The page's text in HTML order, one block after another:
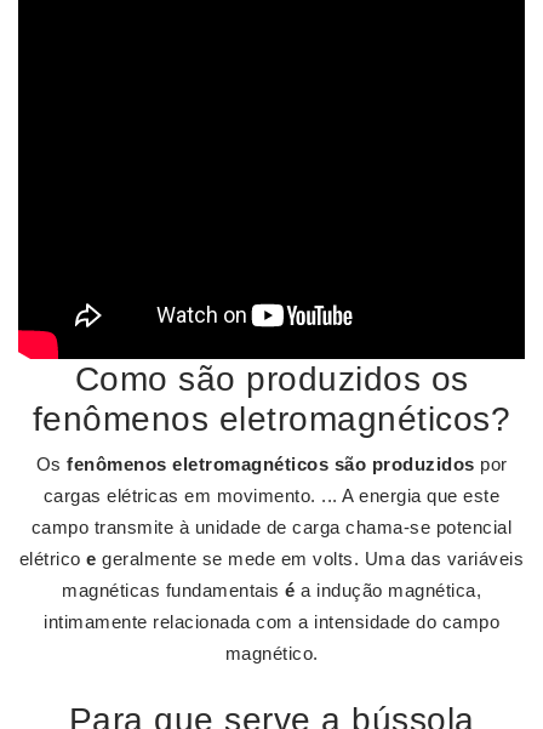
Como são produzidos os
fenômenos eletromagnéticos?
Os fenômenos eletromagnéticos são produzidos por
cargas elétricas em movimento. ... A energia que este
campo transmite à unidade de carga chama-se potencial
elétricoe geralmente se mede em volts. Uma das variáveis
magnéticas fundamentais é a indução magnética,
intimamente relacionada com a intensidade do campo
magnético.
Para que serve a bússola